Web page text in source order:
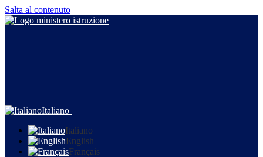
Salta al contenuto
Italiano
Italiano
English
Français